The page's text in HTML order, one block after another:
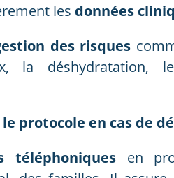
les données
des risques
la déshydratation,
le protocole en cas de
téléphoniques en